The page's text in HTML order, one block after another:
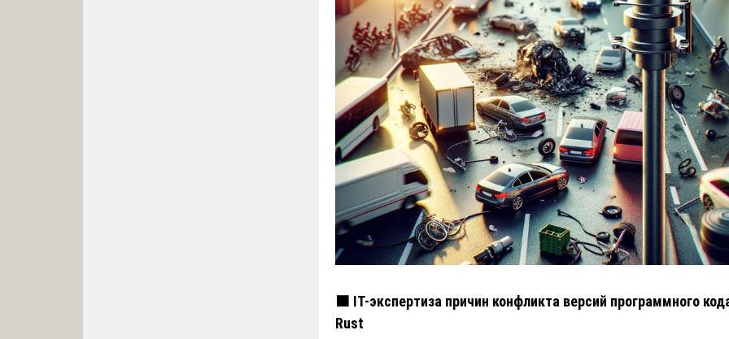
🟧 IT-экспертиза причин конфликта версий программного
Rust